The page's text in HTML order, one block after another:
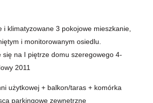
i klimatyzowane 3 pokojowe mieszkanie,
i monitorowanym osiedlu.
się na I piętrze domu szeregowego 4-
2011
użytkowej + balkon/taras + komórka
parkingowe zewnętrzne